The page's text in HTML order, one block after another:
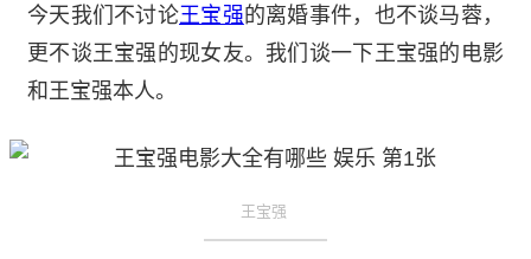
今天我们不讨论王宝强的离婚事件，也不谈马蓉，
更不谈王宝强的现女友。我们谈一下王宝强的电影
和王宝强本人。
王宝强